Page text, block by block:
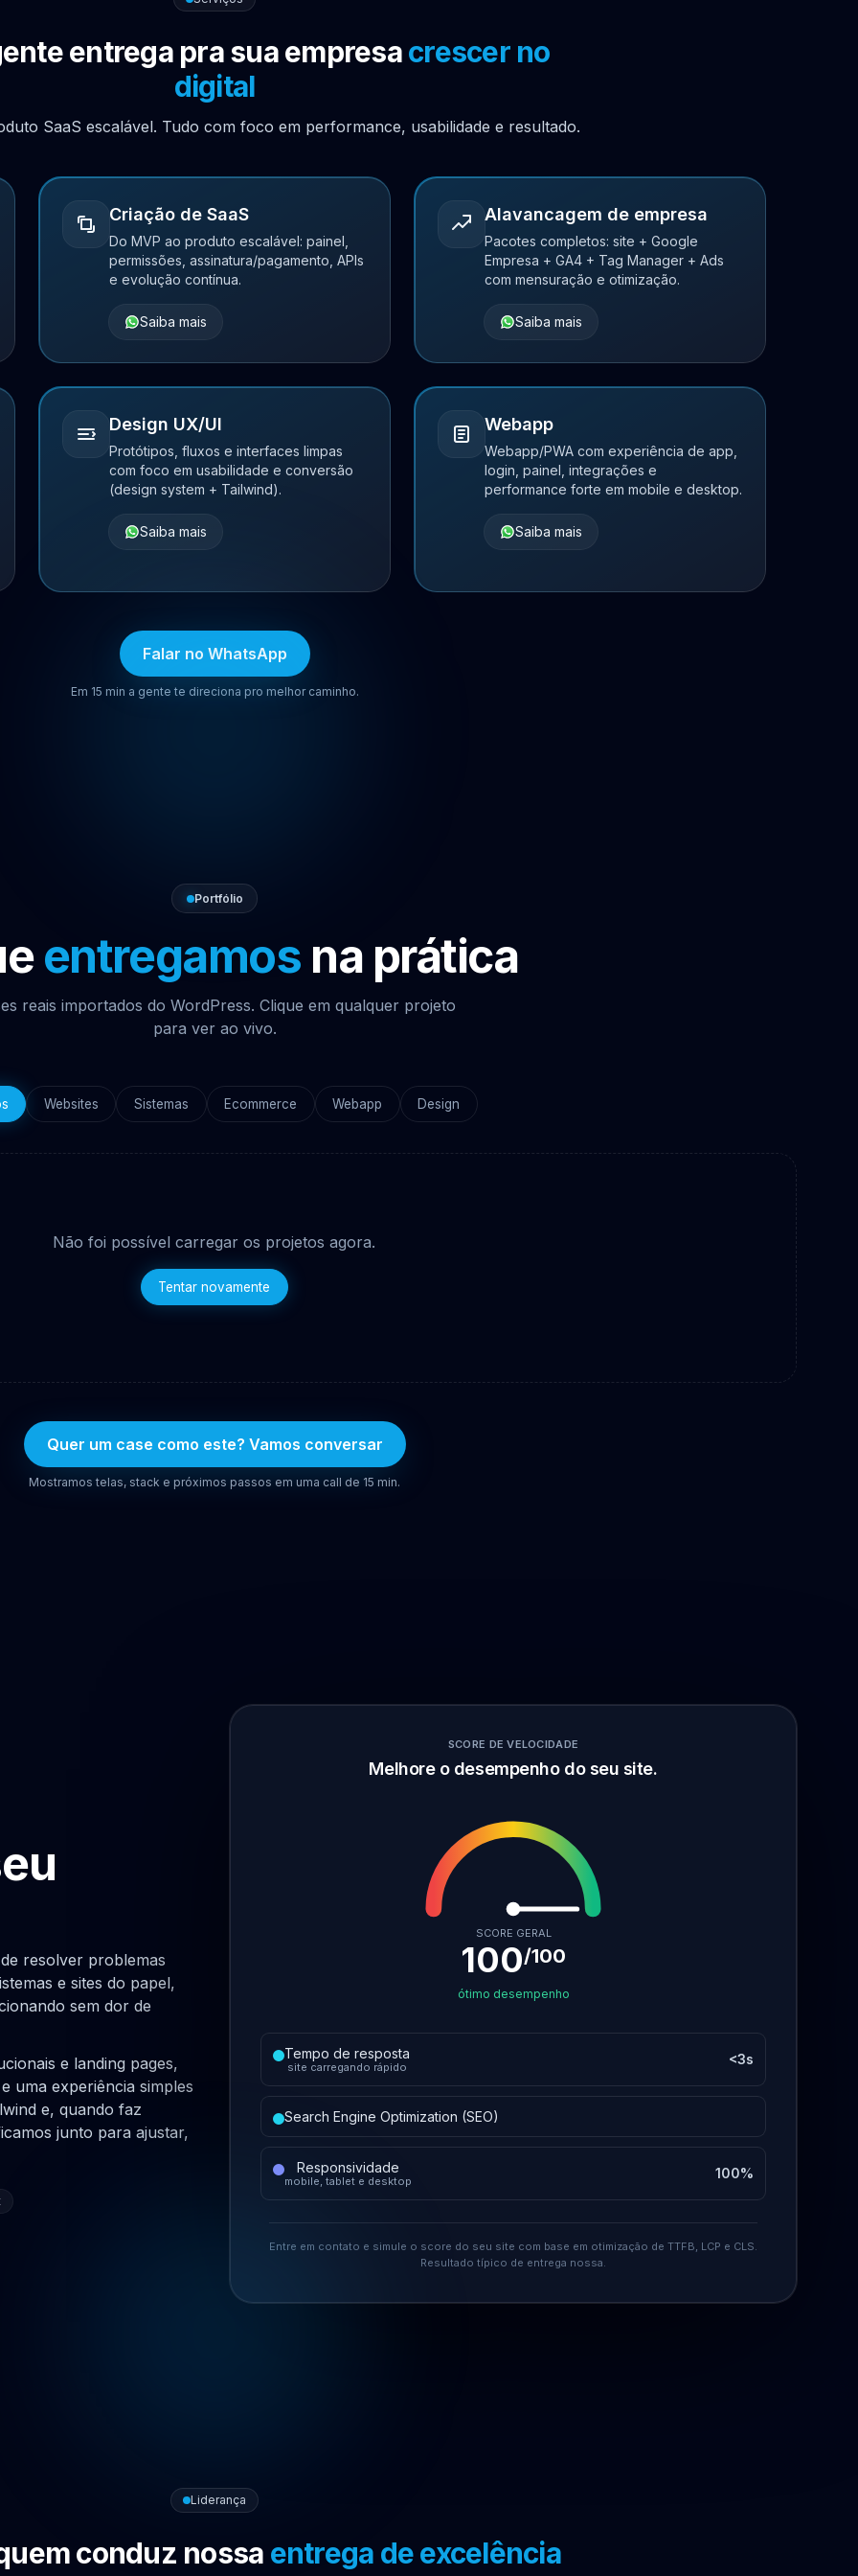
entrega pra sua empresacrescer no
digital
SaaS escalável. Tudo com foco em performance, usabilidade e resultado.
Criação de SaaS
Do MVP ao produto escalável: painel,
permissões, assinatura/pagamento, APIs
e evolução contínua.
Saiba mais
Alavancagem de empresa
Pacotes completos: site + Google
Empresa + GA4 + Tag Manager + Ads
com mensuração e otimização.
Saiba mais
Design UX/UI
Protótipos, fluxos e interfaces limpas
com foco em usabilidade e conversão
(design system + Tailwind).
Saiba mais
Webapp
Webapp/PWA com experiência de app,
login, painel, integrações e
performance forte em mobile e desktop.
Saiba mais
Falar no WhatsApp
Em 15 min a gente te direciona pro melhor caminho.
Portfólio
entregamos na prática
reais importados do WordPress. Clique em qualquer projeto
para ver ao vivo.
Websites Sistemas Ecommerce Webapp Design
Não foi possível carregar os projetos agora.
Tentar novamente
Quer um case como este? Vamos conversar
Mostramos telas, stack e próximos passos em uma call de 15 min.
resolver problemas
e sites do papel,
sem dor de
e landing pages,
uma experiência simples
e, quando faz
junto para ajustar,
SCORE DE VELOCIDADE
Melhore o desempenho do seu site.
SCORE GERAL
100/100
ótimo desempenho
Tempo de resposta
site carregando rápido <3s
Search Engine Optimization (SEO)
Responsividade
mobile, tablet e desktop 100%
Entre em contato e simule o score do seu site com base em otimização de TTFB, LCP e CLS.
Resultado típico de entrega nossa.
Liderança
conduz nossa entrega de excelência